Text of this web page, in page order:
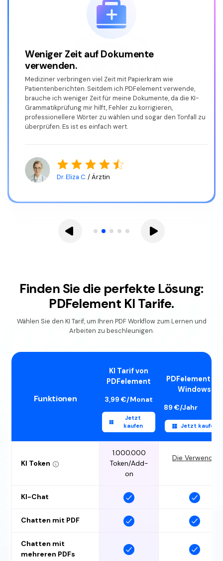
Fehler in juristischen Dokumenten
überprüfen.
PDFelement ist ein großartiges Tool für meine Arbeit als
Berater. Die Überprüfung auf Fehler in juristischen
Dokumenten ist zeitaufwändig und definitiv mühsam. Mit
PDFelement kann ich sie leicht korrigieren und den Inhalt
korrekt und prägnant gestalten.
Scott P./ Rechtsbeistand
Finden Sie die perfekte Lösung:
PDFelement KI Tarife.
Wählen Sie den KI Tarif, um Ihren PDF Workflow zum Lernen und
Arbeiten zu beschleunigen.
Funktionen
KI Tarif von
PDFelement
Jetzt
kaufen
PDFelement für
Windows
Jetzt kaufen
KI Token
1.000.000
Token/Add-
on
Die
KI-Chat
Chatten mit PDF
Chatten mit
mehreren PDFs